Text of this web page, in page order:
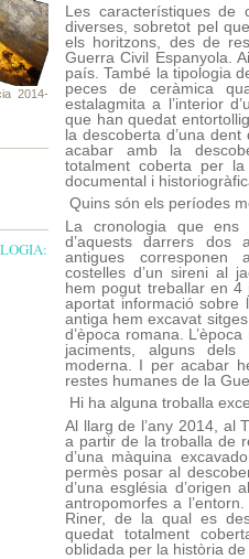
2014-
Les característiques de
diverses, sobretot pel
els horitzons, des de
Guerra Civil Espanyola.
país. També la tipologia
peces de ceràmica
estalagmita a l’interior
que han quedat
la descoberta d’una dent
acabar amb la
totalment coberta per
documental i
Quins són els períodes
La cronologia que ens
d’aquests darrers
antigues corresponen
costelles d’un sireni al
hem pogut treballar en
aportat informació sobre
antiga hem excavat
d’època romana.
jaciments, alguns
moderna. I per acabar
restes humanes de la
Hi ha alguna troballa
Al llarg de l’any 2014, al
a partir de la troballa de
d’una màquina
permès posar al
d’una església d’origen
antropomorfes a
Riner, de la qual es
quedat totalment
oblidada per la història